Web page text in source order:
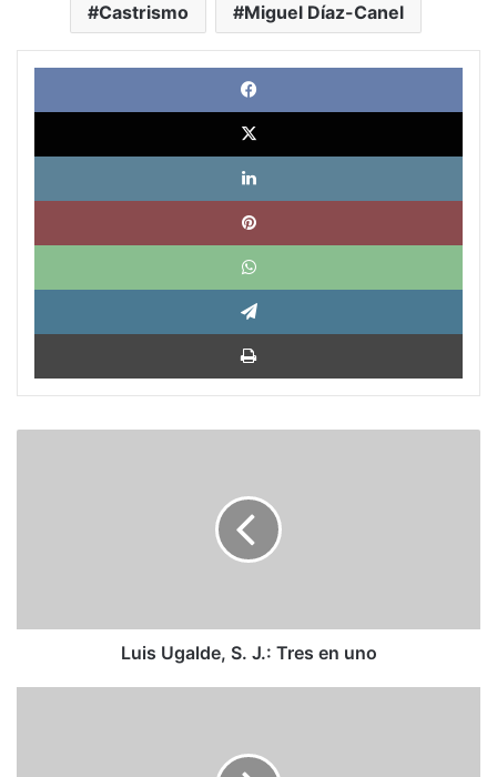
Castrismo Miguel Díaz-Canel
X
Luis Ugalde, S. J.: Tres en uno